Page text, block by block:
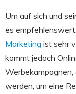
Um auf sich und
es
Marketing ist sehr
kommt jedoch
werden, um eine